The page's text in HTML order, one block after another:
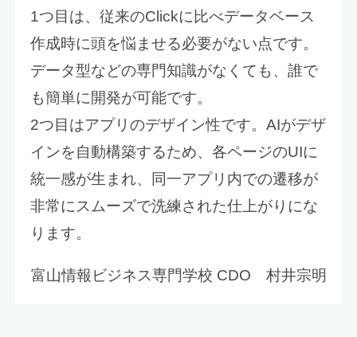
1つ目は、従来のClickに比べデータベース
作成時に頭を悩ませる必要がない点です。
データ型などの専門知識がなくても、誰で
も簡単に開発が可能です。
2つ目はアプリのデザイン性です。AIがデザ
インを自動構築するため、各ページのUIに
統一感が生まれ、同一アプリ内での遷移が
非常にスムーズで洗練された仕上がりにな
ります。
富山情報ビジネス専門学校 CDO 村井宗明